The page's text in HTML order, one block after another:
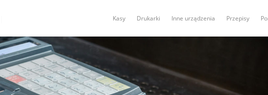
Kasy Drukarki Inne urządzenia Przepisy